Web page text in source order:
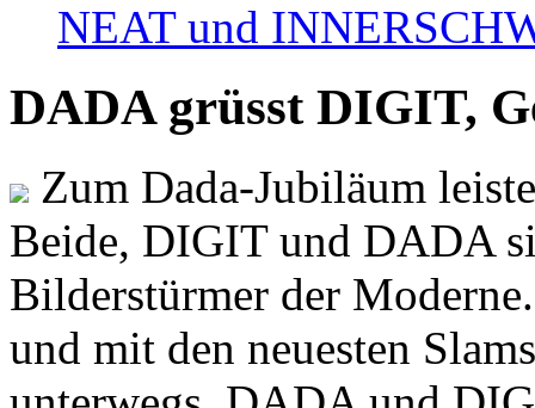
NEAT und
DADA grüsst DIGIT,
Zum Dada-Jubiläum
Beide, DIGIT und DADA
Bilderstürmer der
und mit den neuesten